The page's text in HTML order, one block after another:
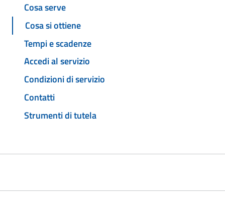
Cosa serve
Cosa si ottiene
Tempi e scadenze
Accedi al servizio
Condizioni di servizio
Contatti
Strumenti di tutela